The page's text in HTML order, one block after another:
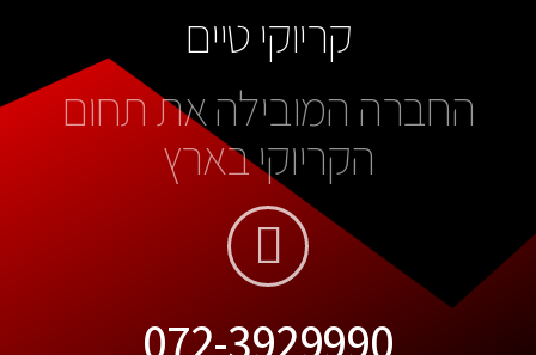
קריוקי טיים
החברה המובילה את תחום
הקריוקי בארץ
072-3929990